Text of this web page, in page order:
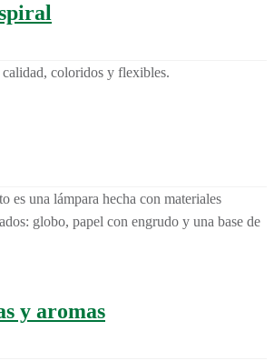
coloridos y flexibles.
es una lámpara hecha con materiales
globo, papel con engrudo y una base de
y aromas